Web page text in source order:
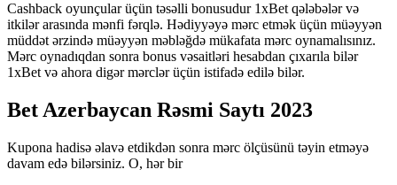
Cashback oyunçular üçün təsəlli bonusudur 1xBet qələbələr və
itkilər arasında mənfi fərqlə. Hədiyyəyə mərc etmək üçün müəyyən
müddət ərzində müəyyən məbləğdə mükafata mərc oynamalısınız.
Mərc oynadıqdan sonra bonus vəsaitləri hesabdan çıxarıla bilər
1xBet və ahora digər mərclər üçün istifadə edilə bilər.
Bet Azerbaycan Rəsmi Saytı 2023
Kupona hadisə əlavə etdikdən sonra mərc ölçüsünü təyin etməyə
davam edə bilərsiniz. O, hər bir